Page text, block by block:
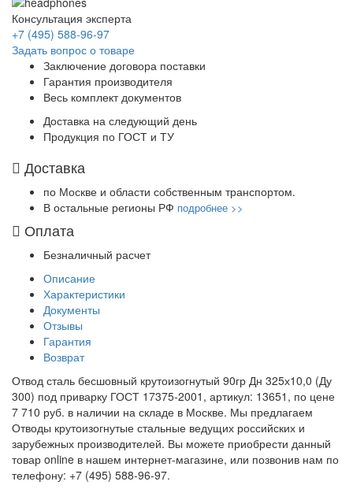
Консультация эксперта
+7 (495) 588-96-97
Задать вопрос о товаре
Заключение договора поставки
Гарантия производителя
Весь комплект документов
Доставка на следующий день
Продукция по ГОСТ и ТУ
Доставка
по Москве и области собственным транспортом.
В остальные регионы РФ подробнее >>
Оплата
Безналичный расчет
Описание
Характеристики
Документы
Отзывы
Гарантия
Возврат
Отвод сталь бесшовный крутоизогнутый 90гр Дн 325х10,0 (Ду
300) под приварку ГОСТ 17375-2001, артикул: 13651, по цене
7 710 руб. в наличии на складе в Москве. Мы предлагаем
Отводы крутоизогнутые стальные ведущих российских и
зарубежных производителей. Вы можете приобрести данный
товар online в нашем интернет-магазине, или позвонив нам по
телефону: +7 (495) 588-96-97.